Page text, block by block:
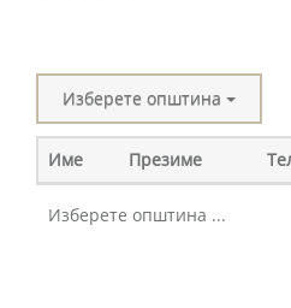
Изберете општинa
Име Презиме
Изберете општина ...